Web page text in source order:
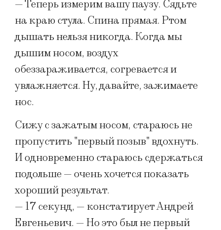
— Теперь измерим вашу паузу. Сядьте
на краю стула. Спина прямая. Ртом
дышать нельзя никогда. Когда мы
дышим носом, воздух
обеззараживается, согревается и
увлажняется. Ну, давайте, зажимаете
нос.
Сижу с зажатым носом, стараюсь не
пропустить "первый позыв" вдохнуть.
И одновременно стараюсь сдержаться
подольше — очень хочется показать
хороший результат.
— 17 секунд, — констатирует Андрей
Евгеньевич. — Но это был не первый